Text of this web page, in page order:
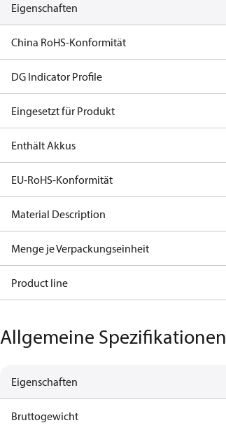
Eigenschaften
China RoHS-Konformität
DG Indicator Profile
Eingesetzt für Produkt
Enthält Akkus
EU-RoHS-Konformität
Material Description
Menge je Verpackungseinheit
Product line
Allgemeine Spezifikationen
Eigenschaften
Bruttogewicht